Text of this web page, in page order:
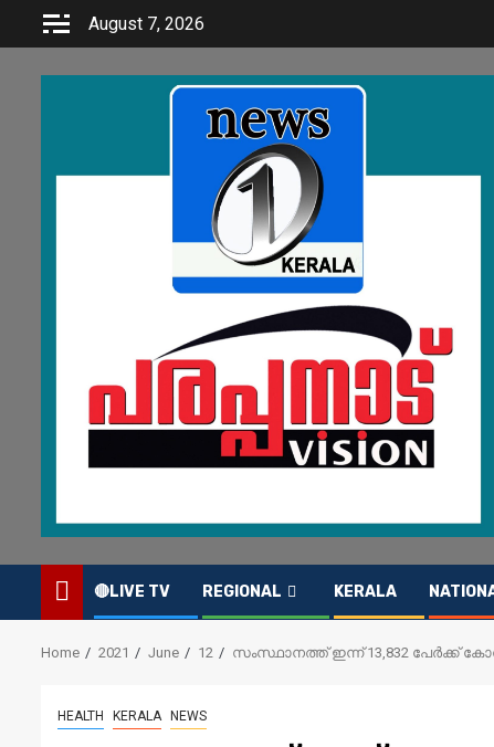
August 7, 2026
🔴LIVE TV REGIONAL KERALA
Home 2021 June 12 സംസ്ഥാനത്ത് ഇന്ന് 13,832 പേര്‍ക്ക്
HEALTH KERALA NEWS